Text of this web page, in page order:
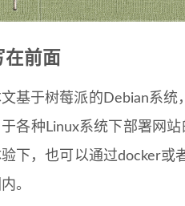
在前面
基于树莓派的Debian系统
各种Linux系统下部署网
下，也可以通过docker或
。